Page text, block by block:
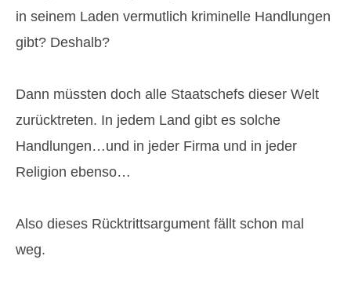
in seinem Laden vermutlich kriminelle Handlungen
gibt? Deshalb?
Dann müssten doch alle Staatschefs dieser Welt
zurücktreten. In jedem Land gibt es solche
Handlungen…und in jeder Firma und in jeder
Religion ebenso…
Also dieses Rücktrittsargument fällt schon mal
weg.